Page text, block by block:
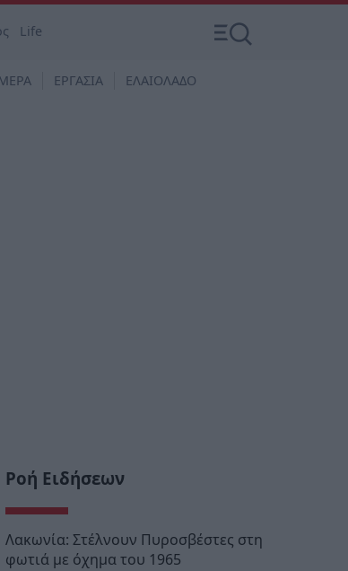
Life
ΕΡΓΑΣΙΑ ΕΛΑΙΟΛΑΔΟ
Ροή Ειδήσεων
Λακωνία: Στέλνουν Πυροσβέστες στη
φωτιά με όχημα του 1965